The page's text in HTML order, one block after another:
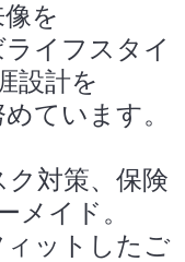
を
イフスタイ
設計を
ています。
対策、保険
メイド。
ットしたご